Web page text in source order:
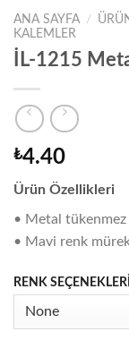
ANA SAYFA /
KALEMLER
İL-1215
₺4.40
Ürün Özellikleri
• Metal tükenmez
• Mavi renk
RENK SEÇENEKLERİ